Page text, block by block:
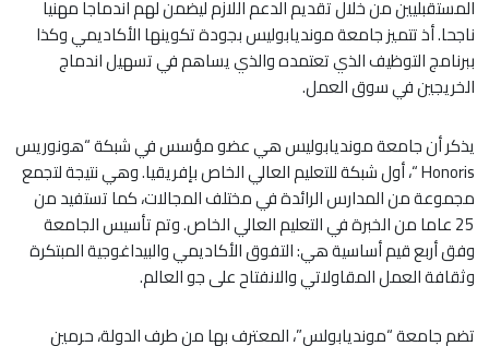
المستقبليين من خلال تقديم الدعم اللازم ليضمن لهم اندماجا مهنيا
ناجحا. أذ تتميز جامعة مونديابوليس بجودة تكوينها الأكاديمي وكذا
ببرنامج التوظيف الذي تعتمده والذي يساهم في تسهيل اندماج
الخريجين في سوق العمل.
يذكر أن جامعة مونديابوليس هي عضو مؤسس في شبكة “هونوريس
Honoris “، أول شبكة للتعليم العالي الخاص بإفريقيا. وهي نتيجة لتجمع
مجموعة من المدارس الرائدة في مختلف المجالات، كما تستفيد من
25 عاما من الخبرة في التعليم العالي الخاص. وتم تأسيس الجامعة
وفق أربع قيم أساسية هي: التفوق الأكاديمي والبيداغوجية المبتكرة
وثقافة العمل المقاولاتي والانفتاح على جو العالم.
تضم جامعة “مونديابولس”، المعترف بها من طرف الدولة، حرمين